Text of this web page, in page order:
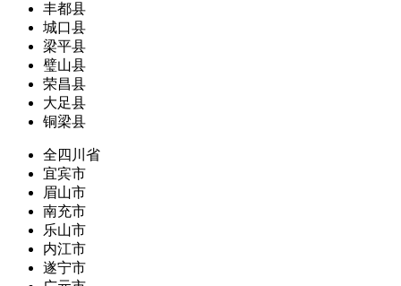
丰都县
城口县
梁平县
璧山县
荣昌县
大足县
铜梁县
全四川省
宜宾市
眉山市
南充市
乐山市
内江市
遂宁市